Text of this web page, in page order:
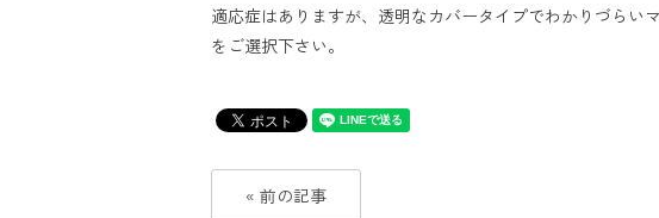
適応症はありますが、透明なカバータイプでわかりづらい
をご選択下さい。
« 前の記事